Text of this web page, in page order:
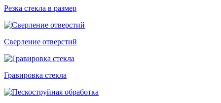
Резка стекла в размер
Сверление отверстий
Гравировка стекла